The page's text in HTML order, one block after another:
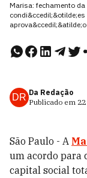
Marisa: fechamento
DR Da Redação
Publicado em
São Paulo - A
um acordo para
capital social